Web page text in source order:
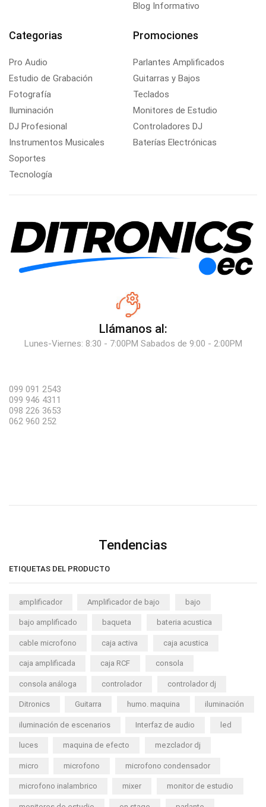
Blog Informativo
Categorias
Pro Audio
Estudio de Grabación
Fotografía
Iluminación
DJ Profesional
Instrumentos Musicales
Soportes
Tecnología
Promociones
Parlantes Amplificados
Guitarras y Bajos
Teclados
Monitores de Estudio
Controladores DJ
Baterías Electrónicas
Llámanos al:
Lunes-Viernes: 8:30 - 7:00PM Sabados de 9:00 - 2:00PM
099 091 2543
099 946 4311
098 226 3653
062 960 252
Tendencias
ETIQUETAS DEL PRODUCTO
amplificador Amplificador de bajo bajo
bajo amplificado baqueta bateria acustica
cable microfono caja activa caja acustica
caja amplificada caja RCF consola
consola análoga controlador controlador dj
Ditronics Guitarra humo. maquina iluminación
iluminación de escenarios Interfaz de audio led
luces maquina de efecto mezclador dj
micro microfono microfono condensador
microfono inalambrico mixer monitor de estudio